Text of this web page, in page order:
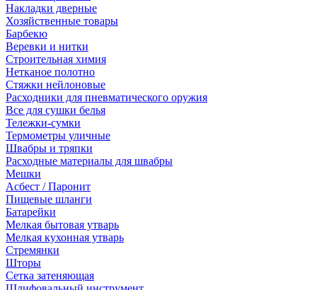
Накладки дверные
Хозяйственные товары
Барбекю
Веревки и нитки
Строительная химия
Нетканое полотно
Стяжки нейлоновые
Расходники для пневматического оружия
Все для сушки белья
Тележки-сумки
Термометры уличные
Швабры и тряпки
Расходные материалы для швабры
Мешки
Асбест / Паронит
Пищевые шланги
Батарейки
Мелкая бытовая утварь
Мелкая кухонная утварь
Стремянки
Шторы
Сетка затеняющая